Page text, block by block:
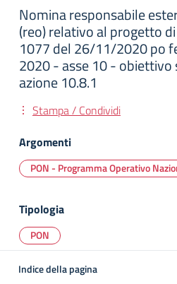
Nomina responsabile
(reo) relativo al progetto
1077 del 26/11/2020 po
2020 - asse 10 - obiettivo
azione 10.8.1
Stampa / Condividi
Argomenti
PON - Programma Operativo
Tipologia
PON
Indice della pagina